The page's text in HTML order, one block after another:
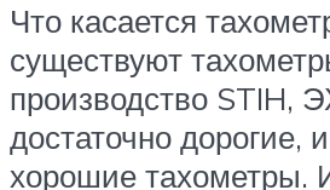
Что касается
существуют
производство STIH,
достаточно дорогие,
хорошие тахометры.